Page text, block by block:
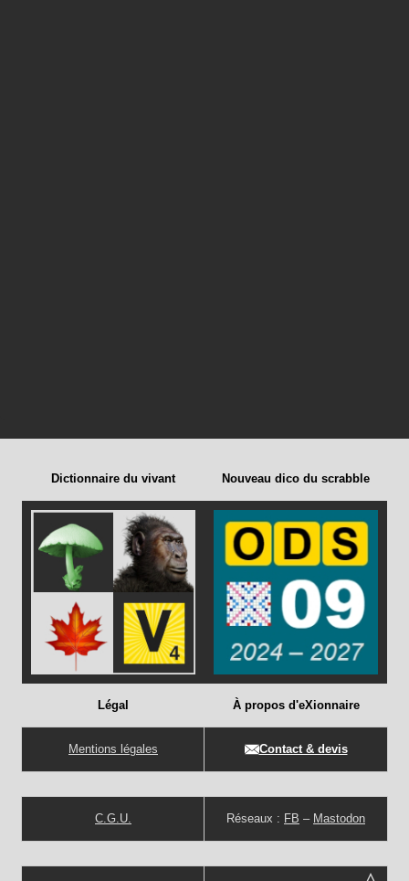
Dictionnaire du vivant Nouveau dico du scrabble
Légal
Mentions légales
C.G.U.
À propos d'eXionnaire
Contact & devis
Réseaux : FB – Mastodon